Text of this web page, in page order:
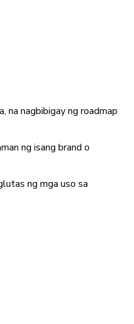
na nagbibigay ng roadmap
ng isang brand o
ng mga uso sa